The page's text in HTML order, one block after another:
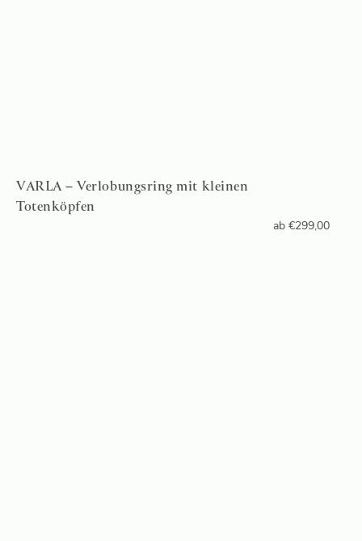
VARLA – Verlobungsring mit kleinen
Totenköpfen
ab €299,00